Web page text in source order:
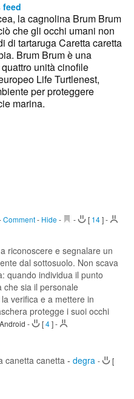
feed
la cagnolina Brum Brum
che gli occhi umani non
di tartaruga Caretta caretta
Brum Brum è una
quattro unità cinofile
Life Turtlenest,
per proteggere
marina.
Comment- Hide - - [ 14]-
riconoscere e segnalare un
dal sottosuolo. Non scava
quando individua il punto
che sia il personale
verifica e a mettere in
protegge i suoi occhi
- [4]-
canetta canetta - degra -
[